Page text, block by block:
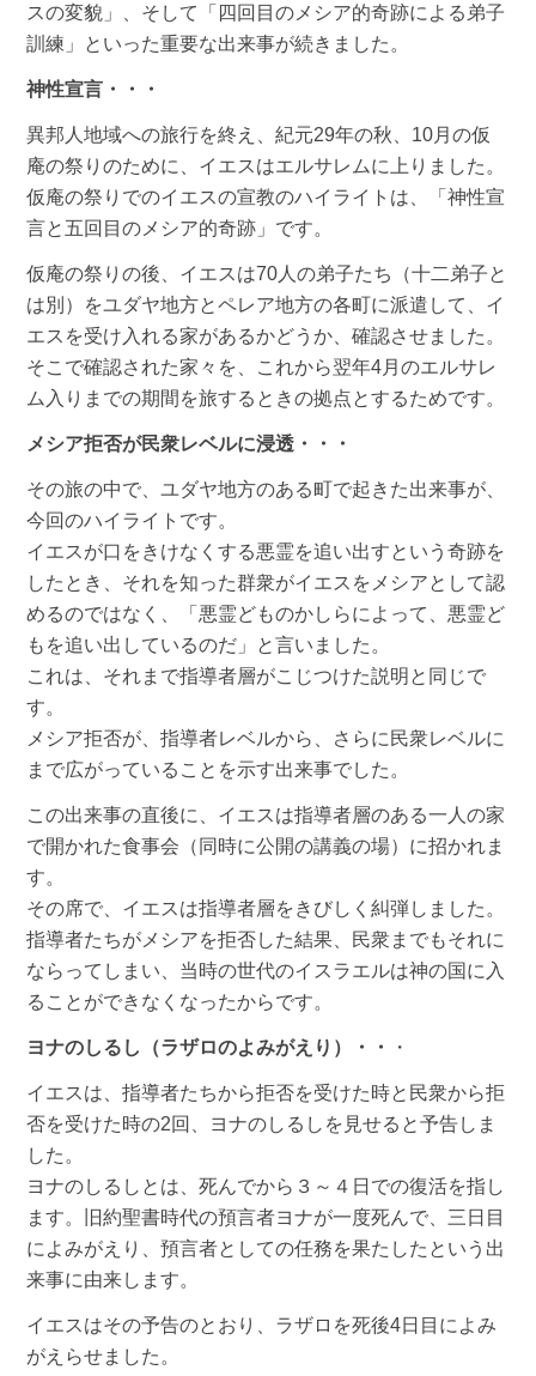
スの変貌」、そして「四回目のメシア的奇跡による弟子
訓練」といった重要な出来事が続きました。
神性宣言・・・
異邦人地域への旅行を終え、紀元29年の秋、10月の仮
庵の祭りのために、イエスはエルサレムに上りました。
仮庵の祭りでのイエスの宣教のハイライトは、「神性宣
言と五回目のメシア的奇跡」です。
仮庵の祭りの後、イエスは70人の弟子たち（十二弟子と
は別）をユダヤ地方とペレア地方の各町に派遣して、イ
エスを受け入れる家があるかどうか、確認させました。
そこで確認された家々を、これから翌年4月のエルサレ
ム入りまでの期間を旅するときの拠点とするためです。
メシア拒否が民衆レベルに浸透・・・
その旅の中で、ユダヤ地方のある町で起きた出来事が、
今回のハイライトです。
イエスが口をきけなくする悪霊を追い出すという奇跡を
したとき、それを知った群衆がイエスをメシアとして認
めるのではなく、「悪霊どものかしらによって、悪霊ど
もを追い出しているのだ」と言いました。
これは、それまで指導者層がこじつけた説明と同じで
す。
メシア拒否が、指導者レベルから、さらに民衆レベルに
まで広がっていることを示す出来事でした。
この出来事の直後に、イエスは指導者層のある一人の家
で開かれた食事会（同時に公開の講義の場）に招かれま
す。
その席で、イエスは指導者層をきびしく糾弾しました。
指導者たちがメシアを拒否した結果、民衆までもそれに
ならってしまい、当時の世代のイスラエルは神の国に入
ることができなくなったからです。
ヨナのしるし（ラザロのよみがえり）・・ ・
イエスは、指導者たちから拒否を受けた時と民衆から拒
否を受けた時の2回、ヨナのしるしを見せると予告しま
した。
ヨナのしるしとは、死んでから３～４日での復活を指し
ます。旧約聖書時代の預言者ヨナが一度死んで、三日目
によみがえり、預言者としての任務を果たしたという出
来事に由来します。
イエスはその予告のとおり、ラザロを死後4日目によみ
がえらせました。